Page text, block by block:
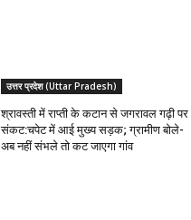
उत्तर प्रदेश (Uttar Pradesh)
श्रावस्ती में राप्ती के कटान से जगरावल गढ़ी पर
संकट:चपेट में आई मुख्य सड़क; ग्रामीण बोले-
अब नहीं संभले तो कट जाएगा गांव